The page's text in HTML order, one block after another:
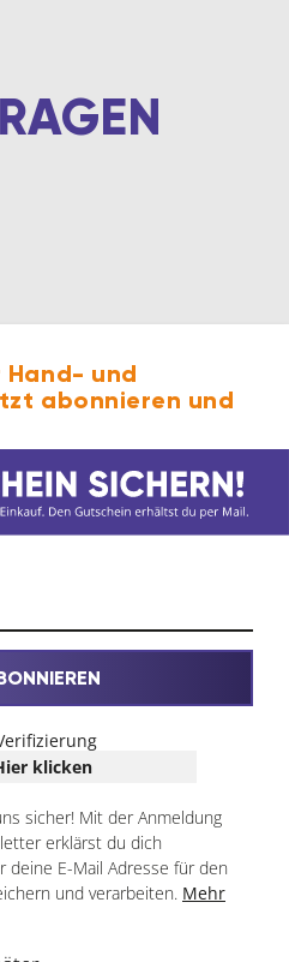
Hand- und
abonnieren und
klicken
sicher! Mit der Anmeldung
erklärst du dich
deine E-Mail Adresse für den
und verarbeiten. Mehr